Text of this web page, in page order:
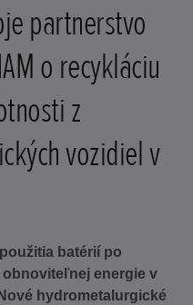
partnerstvo
o recykláciu
z
vozidiel v
batérií po
energie v
hydrometalurgické